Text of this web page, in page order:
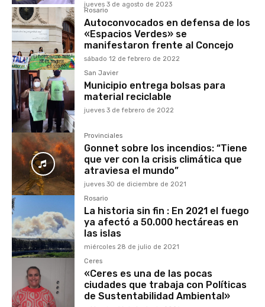
jueves 3 de agosto de 2023
Rosario
Autoconvocados en defensa de los
«Espacios Verdes» se
manifestaron frente al Concejo
sábado 12 de febrero de 2022
San Javier
Municipio entrega bolsas para
material reciclable
jueves 3 de febrero de 2022
Provinciales
Gonnet sobre los incendios: “Tiene
que ver con la crisis climática que
atraviesa el mundo”
jueves 30 de diciembre de 2021
Rosario
La historia sin fin : En 2021 el fuego
ya afectó a 50.000 hectáreas en
las islas
miércoles 28 de julio de 2021
Ceres
«Ceres es una de las pocas
ciudades que trabaja con Políticas
de Sustentabilidad Ambiental»